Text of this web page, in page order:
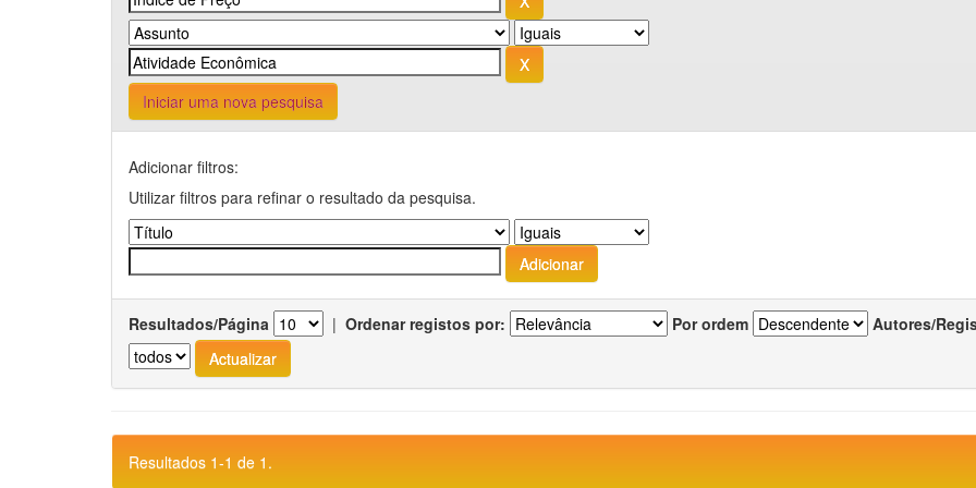
Iniciar uma nova pesquisa
Adicionar filtros:
Utilizar filtros para refinar o resultado da pesquisa.
Resultados/Página | Ordenar registos por: Por ordem Autores/
Resultados 1-1 de 1.